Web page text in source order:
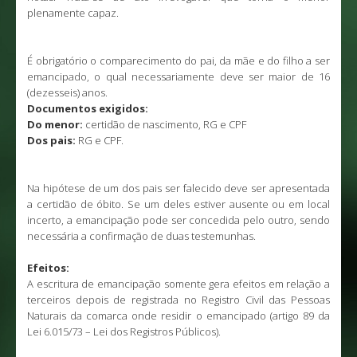
plenamente capaz.
É obrigatório o comparecimento do pai, da mãe e do filho a ser
emancipado, o qual necessariamente deve ser maior de 16
(dezesseis) anos.
Documentos exigidos:
Do menor: certidão de nascimento, RG e CPF
Dos pais: RG e CPF.
Na hipótese de um dos pais ser falecido deve ser apresentada
a certidão de óbito. Se um deles estiver ausente ou em local
incerto, a emancipação pode ser concedida pelo outro, sendo
necessária a confirmação de duas testemunhas.
Efeitos:
A escritura de emancipação somente gera efeitos em relação a
terceiros depois de registrada no Registro Civil das Pessoas
Naturais da comarca onde residir o emancipado (artigo 89 da
Lei 6.015/73 – Lei dos Registros Públicos).